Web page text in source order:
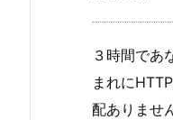
３時間で
まれに
配ありませ